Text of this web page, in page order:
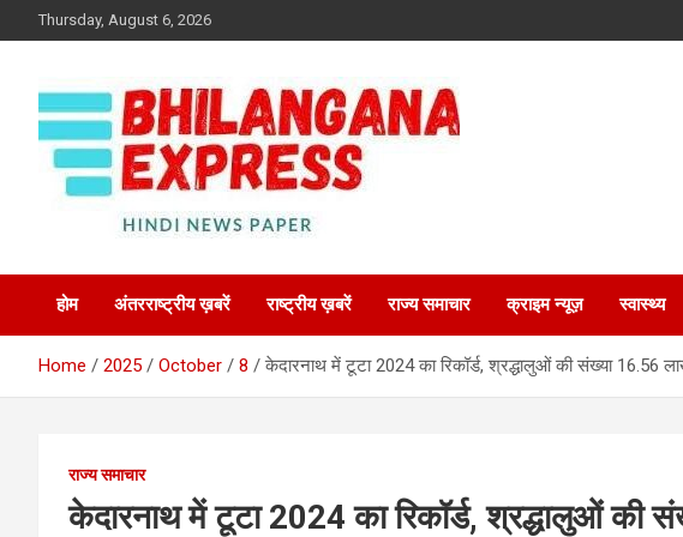
to
Thursday, August 6, 2026
Bhilangana Express
होम अंतरराष्ट्रीय ख़बरें राष्ट्रीय ख़बरें राज्य समाचार क्राइम न्यूज़ स्वास्थ्य
Home 2025 October 8 केदारनाथ में टूटा 2024 का रिकॉर्ड, श्रद्धालुओं की संख्या 16.56
राज्य समाचार
केदारनाथ में टूटा 2024 का रिकॉर्ड, श्रद्धालुओं की